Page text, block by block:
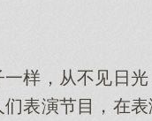
样，从不见日
表演节目，在表